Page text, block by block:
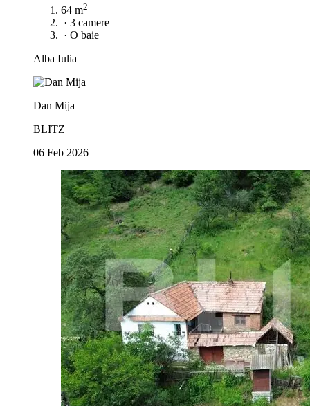
64 m2
· 3 camere
· O baie
Alba Iulia
Dan Mija
BLITZ
06 Feb 2026